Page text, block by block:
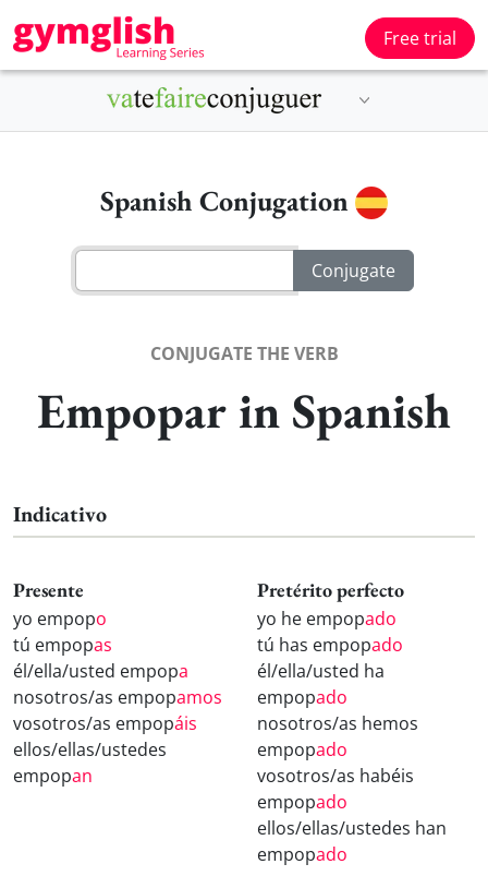
Free trial
Spanish Conjugation
CONJUGATE THE VERB
Empopar in Spanish
Indicativo
Presente
yo empopo
tú empopas
él/ella/usted empopa
nosotros/as empopamos
vosotros/as empopáis
ellos/ellas/ustedes
empopan
Pretérito perfecto
yo he empopado
tú has empopado
él/ella/usted ha
empopado
nosotros/as hemos
empopado
vosotros/as habéis
empopado
ellos/ellas/ustedes han
empopado